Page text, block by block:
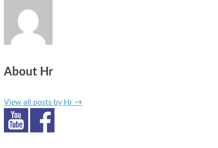
About Hr
View all posts by Hr →